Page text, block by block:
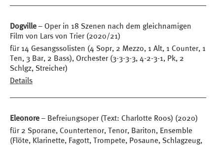
Dogville – Oper in 18 Szenen nach dem gleichnamigen
Film von Lars von Trier (2020/21)
für 14 Gesangssolisten (4 Sopr, 2 Mezzo, 1 Alt, 1 Counter, 1
Ten, 3 Bar, 2 Bass), Orchester (3-3-3-3, 4-2-3-1, Pk, 2
Schlgz, Streicher)
Details
Eleonore – Befreiungsoper (Text: Charlotte Roos) (2020)
für 2 Sporane, Countertenor, Tenor, Bariton, Ensemble
(Flöte, Klarinette, Fagott, Trompete, Posaune, Schlagzeug,